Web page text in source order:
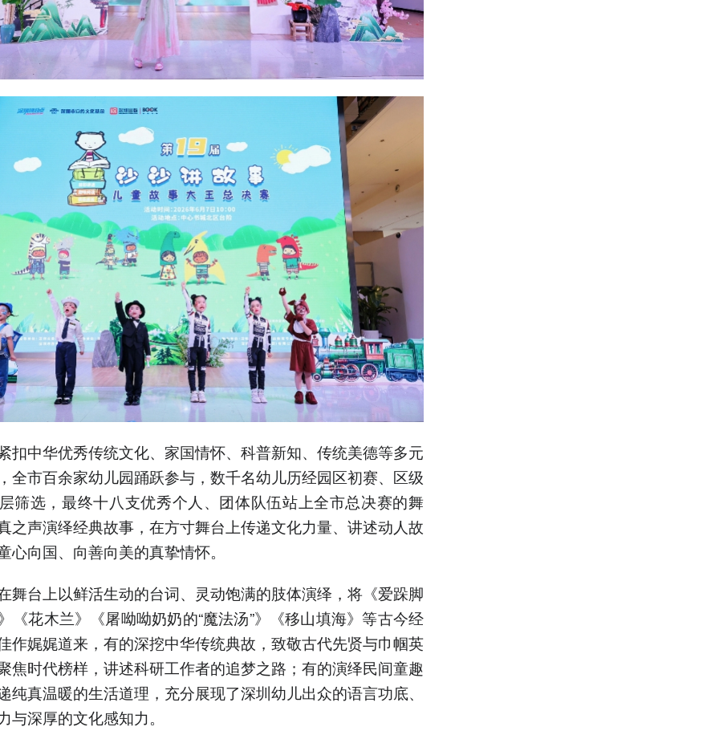
扣中华优秀传统文化、家国情怀、科普新知、传统美德等多元
全市百余家幼儿园踊跃参与，数千名幼儿历经园区初赛、区级
筛选，最终十八支优秀个人、团体队伍站上全市总决赛的舞
之声演绎经典故事，在方寸舞台上传递文化力量、讲述动人故
心向国、向善向美的真挚情怀。
舞台上以鲜活生动的台词、灵动饱满的肢体演绎，将《爱跺脚
《花木兰》《屠呦呦奶奶的“魔法汤”》《移山填海》等古今经
作娓娓道来，有的深挖中华传统典故，致敬古代先贤与巾帼英
焦时代榜样，讲述科研工作者的追梦之路；有的演绎民间童趣
纯真温暖的生活道理，充分展现了深圳幼儿出众的语言功底、
与深厚的文化感知力。